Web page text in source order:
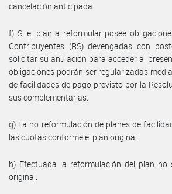
cancelación anticipada.
f) Si el plan a reformular posee
Contribuyentes (RS) devengadas con
solicitar su anulación para acceder al
obligaciones podrán ser regularizadas
de facilidades de pago previsto por la
sus complementarias.
g) La no reformulación de planes de
las cuotas conforme el plan original.
h) Efectuada la reformulación del plan
original.